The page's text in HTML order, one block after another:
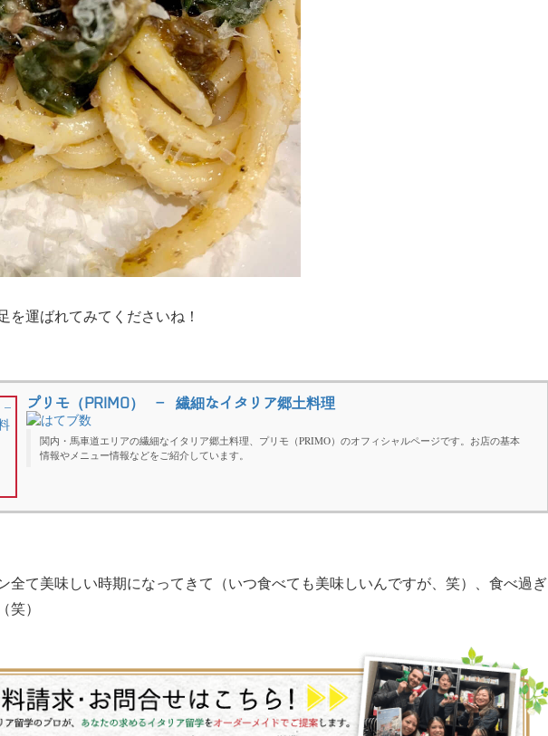
を運ばれてみてくださいね！
プリモ（PRIMO） – 繊細なイタリア郷土料理
関内・馬車道エリアの繊細なイタリア郷土料理、プリモ（PRIMO）のオフィシャルページです。お店の基本
情報やメニュー情報などをご紹介しています。
全て美味しい時期になってきて（いつ食べても美味しいんですが、笑）、食べ過ぎ
）